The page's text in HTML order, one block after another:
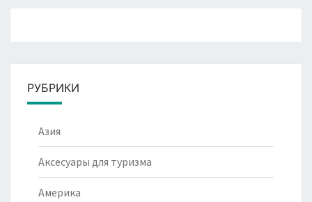
РУБРИКИ
Азия
Аксесуары для туризма
Америка